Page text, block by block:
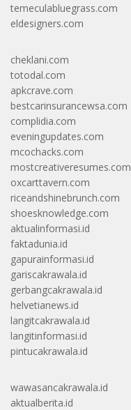
temeculabluegrass.com
eldesigners.com
cheklani.com
totodal.com
apkcrave.com
bestcarinsurancewsa.com
complidia.com
eveningupdates.com
mcochacks.com
mostcreativeresumes.com
oxcarttavern.com
riceandshinebrunch.com
shoesknowledge.com
aktualinformasi.id
faktadunia.id
gapurainformasi.id
gariscakrawala.id
gerbangcakrawala.id
helvetianews.id
langitcakrawala.id
langitinformasi.id
pintucakrawala.id
wawasancakrawala.id
aktualberita.id